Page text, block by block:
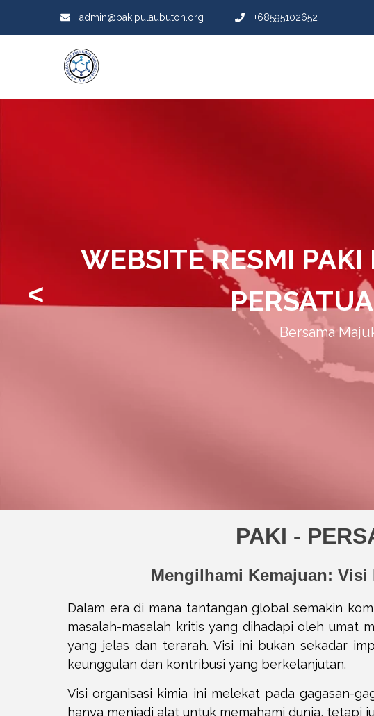
admin@pakipulaubuton.org +68595102652
WEBSITE RESMI
Bersama
<
PAKI -
Mengilhami Kemajuan: Visi
Dalam era di mana tantangan global semakin
masalah-masalah kritis yang dihadapi oleh umat
yang jelas dan terarah. Visi ini bukan sekadar
keunggulan dan kontribusi yang berkelanjutan.
Visi organisasi kimia ini melekat pada gagasan-
hanya menjadi alat untuk memahami dunia, tetapi